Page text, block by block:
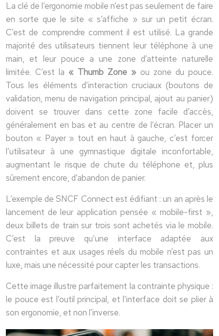
La clé de l’ergonomie mobile n’est pas seulement de faire
en sorte que le site « s’affiche » sur un petit écran.
C’est de comprendre comment il est utilisé. La grande
majorité des utilisateurs tiennent leur téléphone à une
main, et leur pouce a une zone d’atteinte naturelle
limitée. C’est la « Thumb Zone » ou zone du pouce.
Tous les éléments d’interaction cruciaux (boutons de
validation, menu de navigation principal, ajout au panier)
doivent se trouver dans cette zone facile d’accès,
généralement en bas et au centre de l’écran. Placer un
bouton « Payer » tout en haut à gauche, c’est forcer
l’utilisateur à une gymnastique digitale inconfortable,
augmentant le risque de chute du téléphone et, plus
sûrement encore, d’abandon de panier.
L’exemple de SNCF Connect est édifiant : un an après le
lancement de leur application pensée « mobile-first »,
deux billets de train sur trois sont achetés via le mobile.
C’est la preuve qu’une interface adaptée aux
contraintes et aux usages réels du mobile n’est pas un
luxe, mais une nécessité pour capter les transactions.
Cette image illustre parfaitement la contrainte physique :
le pouce est l’outil principal, et l’interface doit se plier à
son ergonomie, et non l’inverse.